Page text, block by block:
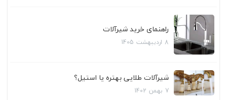
راهنمای خرید شیرآلات
8 اردیبهشت 1405
شیرآلات طلایی بهتره یا استیل؟
7 بهمن 1402